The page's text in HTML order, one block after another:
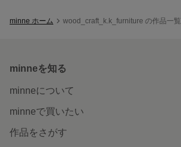
minne ホーム wood_craft_k.k_furniture の作品一覧
minneを知る
minneについて
minneで買いたい
作品をさがす